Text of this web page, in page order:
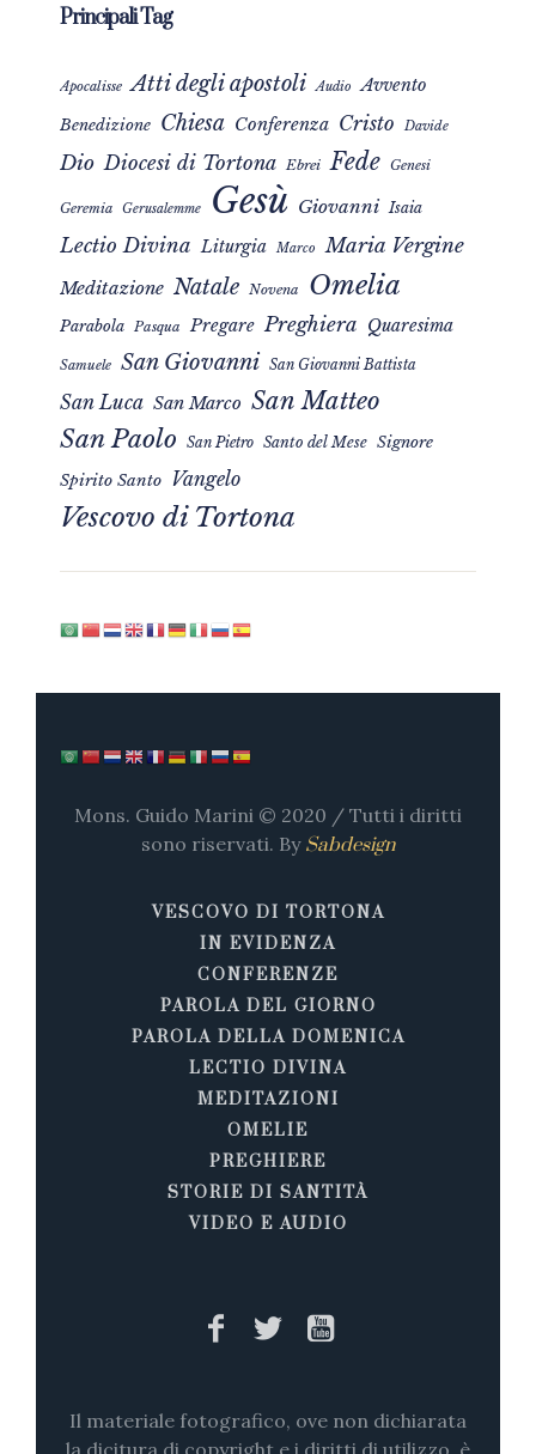
Principali Tag
Apocalisse Atti degli apostoli Audio Avvento
Benedizione Chiesa Conferenza Cristo Davide
Dio Diocesi di Tortona Ebrei Fede Genesi
Geremia Gerusalemme Gesù Giovanni Isaia
Lectio Divina Liturgia Marco Maria Vergine
Meditazione Natale Novena Omelia
Parabola Pasqua Pregare Preghiera Quaresima
Samuele San Giovanni San Giovanni Battista
San Luca San Marco San Matteo
San Paolo San Pietro Santo del Mese Signore
Spirito Santo Vangelo
Vescovo di Tortona
Mons. Guido Marini © 2020 / Tutti i diritti
sono riservati. By Sabdesign
VESCOVO DI TORTONA
IN EVIDENZA
CONFERENZE
PAROLA DEL GIORNO
PAROLA DELLA DOMENICA
LECTIO DIVINA
MEDITAZIONI
OMELIE
PREGHIERE
STORIE DI SANTITÀ
VIDEO E AUDIO
Il materiale fotografico, ove non dichiarata